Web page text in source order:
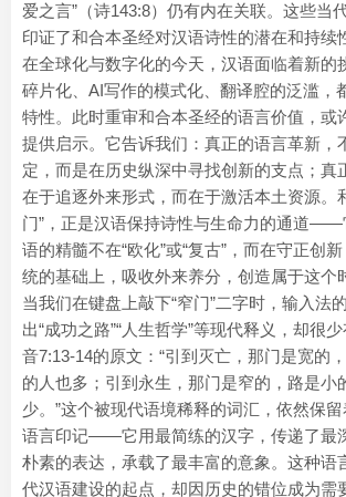
爱之言”（诗143:8）仍有内在关联。这些当
印证了和合本圣经对汉语诗性的潜在和持续
在全球化与数字化的今天，汉语面临着新的
碎片化、AI写作的模式化、翻译腔的泛滥，
特性。此时重审和合本圣经的语言价值，或
提供启示。它告诉我们：真正的语言革新，
定，而是在历史纵深中寻找创新的支点；真
在于追逐外来形式，而在于激活本土资源。
门”，正是汉语保持诗性与生命力的通道——
语的精髓不在“欧化”或“复古”，而在守正创
统的基础上，吸收外来养分，创造属于这个
当我们在键盘上敲下“窄门”二字时，输入法
出“成功之路”“人生哲学”等现代释义，却很
音7:13-14的原文：“引到灭亡，那门是宽的
的人也多；引到永生，那门是窄的，路是小
少。”这个被现代语境稀释的词汇，依然保
语言印记——它用最简练的汉字，传递了最
朴素的表达，承载了最丰富的意象。这种语
代汉语建设的起点，却因历史的错位成为需